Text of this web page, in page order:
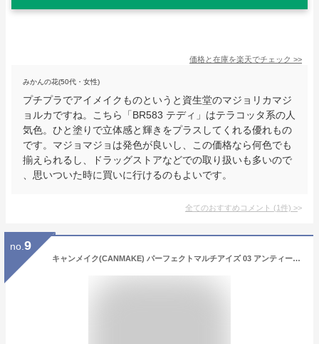
価格と在庫を楽天でチェック >>
みかんの花(50代・女性)
プチプラでアイメイクものというと資生堂のマジョリカマジ
ョルカですね。こちら「BR583 テディ」はテラコッタ系の人
気色。ひと塗りで立体感と輝きをプラスしてくれる優れもの
です。マジョマジョは発色が良いし、この価格なら何色でも
揃えられるし、ドラッグストアなどでの取り扱いも多いので
、思いついた時に買いに行けるのもよいです。
全てのおすすめコメント (1件) >
no. 9
キャンメイク(CANMAKE) パーフェクトマルチアイズ 03 アンティークテラコッタ(3.3g)【キャンメイク(CANMAKE)】